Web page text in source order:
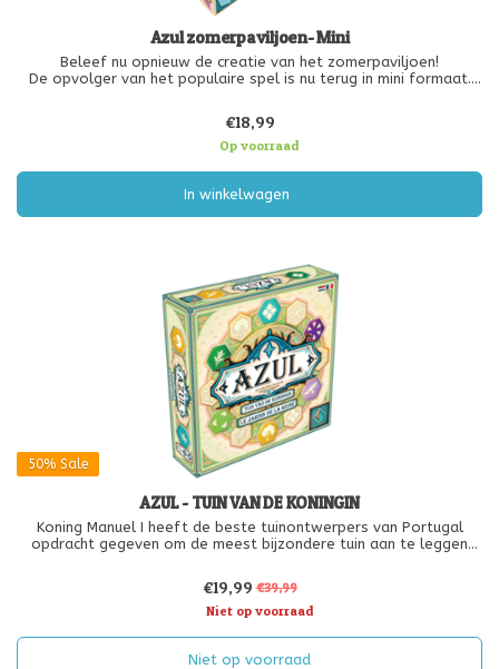
Azul zomerpaviljoen- Mini
Beleef nu opnieuw de creatie van het zomerpaviljoen!
De opvolger van het populaire spel is nu terug in mini formaat.
Kies tegels van dezelfde kleur en maximaal 1 jokertegel.
Plaats vervolgens h
€18,99
Op voorraad
In winkelwagen
50% Sale
AZUL - TUIN VAN DE KONINGIN
Koning Manuel I heeft de beste tuinontwerpers van Portugal
opdracht gegeven om de meest bijzondere tuin aan te leggen
€19,99 €39,99
Niet op voorraad
Niet op voorraad